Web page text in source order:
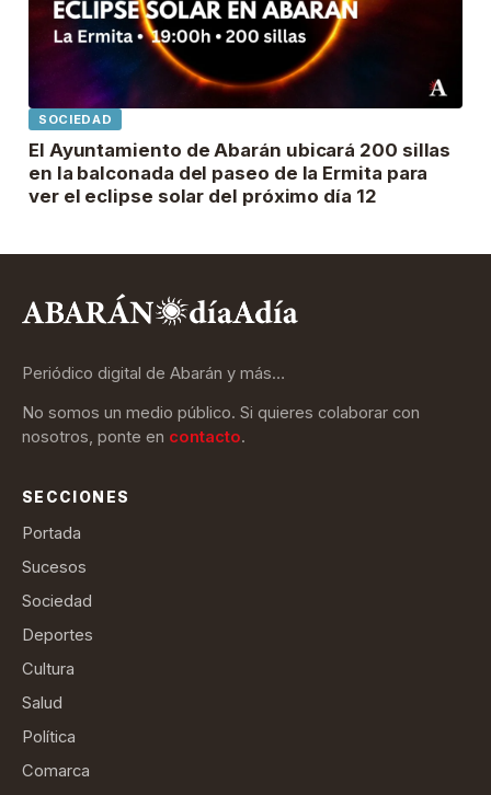
SOCIEDAD
El Ayuntamiento de Abarán ubicará 200 sillas
en la balconada del paseo de la Ermita para
ver el eclipse solar del próximo día 12
Periódico digital de Abarán y más…
No somos un medio público. Si quieres colaborar con
nosotros, ponte en contacto.
SECCIONES
Portada
Sucesos
Sociedad
Deportes
Cultura
Salud
Política
Comarca